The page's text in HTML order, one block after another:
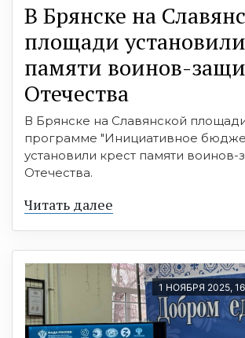
В Брянске на
площади
памяти воинов-
Отечества
В Брянске на Славянской
программе "Инициативное
установили крест памяти воинов-
Отечества.
Читать далее
1 НОЯБРЯ 2025,